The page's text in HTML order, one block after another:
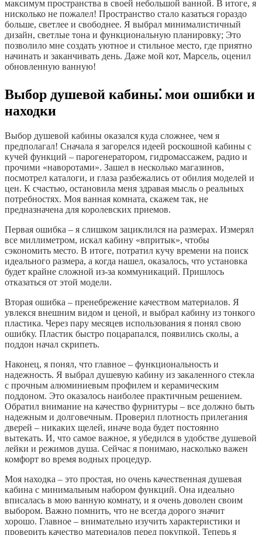
максимум пространства в своей небольшой ванной. В итоге, я
нисколько не пожалел! Пространство стало казаться гораздо
больше, светлее и свободнее. Я выбрал минималистичный
дизайн, светлые тона и функциональную планировку; Это
позволило мне создать уютное и стильное место, где приятно
начинать и заканчивать день. Даже мой кот, Марсель, оценил
обновленную ванную!
Выбор душевой кабины⁚ мои ошибки и
находки
Выбор душевой кабины оказался куда сложнее, чем я
предполагал! Сначала я загорелся идеей роскошной кабины с
кучей функций – парогенератором, гидромассажем, радио и
прочими «наворотами». Зашел в несколько магазинов,
посмотрел каталоги, и глаза разбежались от обилия моделей и
цен. К счастью, остановила меня здравая мысль о реальных
потребностях. Моя ванная комната, скажем так, не
предназначена для королевских приемов.
Первая ошибка – я слишком зациклился на размерах. Измерял
все миллиметром, искал кабину «впритык», чтобы
сэкономить место. В итоге, потратил кучу времени на поиск
идеального размера, а когда нашел, оказалось, что установка
будет крайне сложной из-за коммуникаций. Пришлось
отказаться от этой модели.
Вторая ошибка – пренебрежение качеством материалов. Я
увлекся внешним видом и ценой, и выбрал кабину из тонкого
пластика. Через пару месяцев использования я понял свою
ошибку. Пластик быстро поцарапался, появились сколы, а
поддон начал скрипеть.
Наконец, я понял, что главное – функциональность и
надежность. Я выбрал душевую кабину из закаленного стекла
с прочным алюминиевым профилем и керамическим
поддоном. Это оказалось наиболее практичным решением.
Обратил внимание на качество фурнитуры – все должно быть
надежным и долговечным. Проверил плотность прилегания
дверей – никаких щелей, иначе вода будет постоянно
вытекать. И, что самое важное, я убедился в удобстве душевой
лейки и режимов душа. Сейчас я понимаю, насколько важен
комфорт во время водных процедур.
Моя находка – это простая, но очень качественная душевая
кабина с минимальным набором функций. Она идеально
вписалась в мою ванную комнату, и я очень доволен своим
выбором. Важно помнить, что не всегда дорого значит
хорошо. Главное – внимательно изучить характеристики и
проверить качество материалов перед покупкой. Теперь я